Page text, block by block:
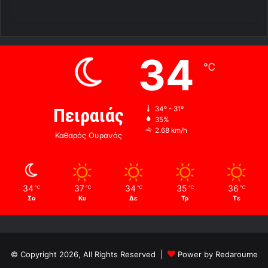
Πειραιάς
Καθαρός Ουρανός
34 ℃
34º - 31º
35%
2.68 km/h
34 ℃
Σα
37 ℃
Κυ
34 ℃
Δε
35 ℃
Τρ
36 ℃
Τε
© Copyright 2026, All Rights Reserved | Power by Redaroume